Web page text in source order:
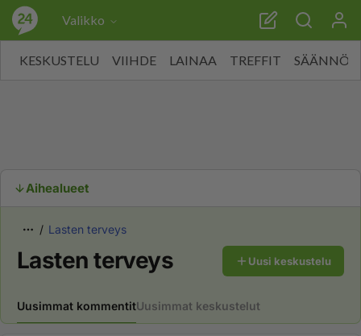
Valikko
KESKUSTELU VIIHDE LAINAA TREFFIT SÄÄNNÖT
Aihealueet
Lasten terveys
Lasten terveys Uusi keskustelu
Uusimmat kommentitUusimmat keskustelut